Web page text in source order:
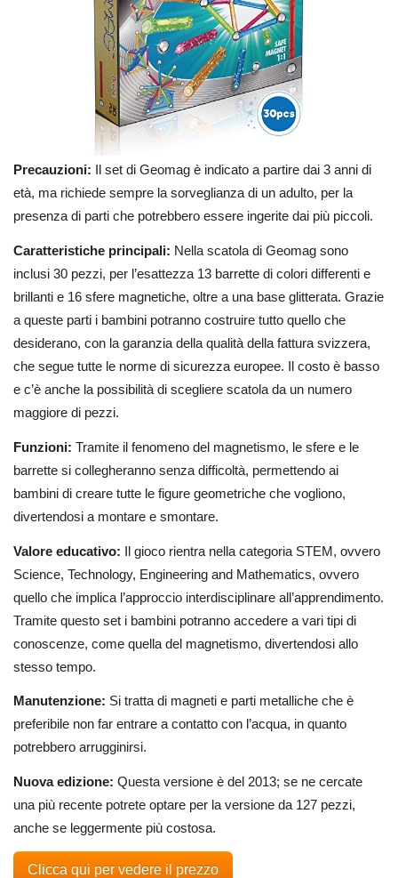
Precauzioni: Il set di Geomag è indicato a partire dai 3 anni di
età, ma richiede sempre la sorveglianza di un adulto, per la
presenza di parti che potrebbero essere ingerite dai più piccoli.
Caratteristiche principali: Nella scatola di Geomag sono
inclusi 30 pezzi, per l’esattezza 13 barrette di colori differenti e
brillanti e 16 sfere magnetiche, oltre a una base glitterata. Grazie
a queste parti i bambini potranno costruire tutto quello che
desiderano, con la garanzia della qualità della fattura svizzera,
che segue tutte le norme di sicurezza europee. Il costo è basso
e c’è anche la possibilità di scegliere scatola da un numero
maggiore di pezzi.
Funzioni: Tramite il fenomeno del magnetismo, le sfere e le
barrette si collegheranno senza difficoltà, permettendo ai
bambini di creare tutte le figure geometriche che vogliono,
divertendosi a montare e smontare.
Valore educativo: Il gioco rientra nella categoria STEM, ovvero
Science, Technology, Engineering and Mathematics, ovvero
quello che implica l’approccio interdisciplinare all’apprendimento.
Tramite questo set i bambini potranno accedere a vari tipi di
conoscenze, come quella del magnetismo, divertendosi allo
stesso tempo.
Manutenzione: Si tratta di magneti e parti metalliche che è
preferibile non far entrare a contatto con l’acqua, in quanto
potrebbero arrugginirsi.
Nuova edizione: Questa versione è del 2013; se ne cercate
una più recente potrete optare per la versione da 127 pezzi,
anche se leggermente più costosa.
Clicca qui per vedere il prezzo